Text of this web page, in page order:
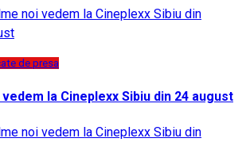
de presa
la Cineplexx Sibiu din 24 august